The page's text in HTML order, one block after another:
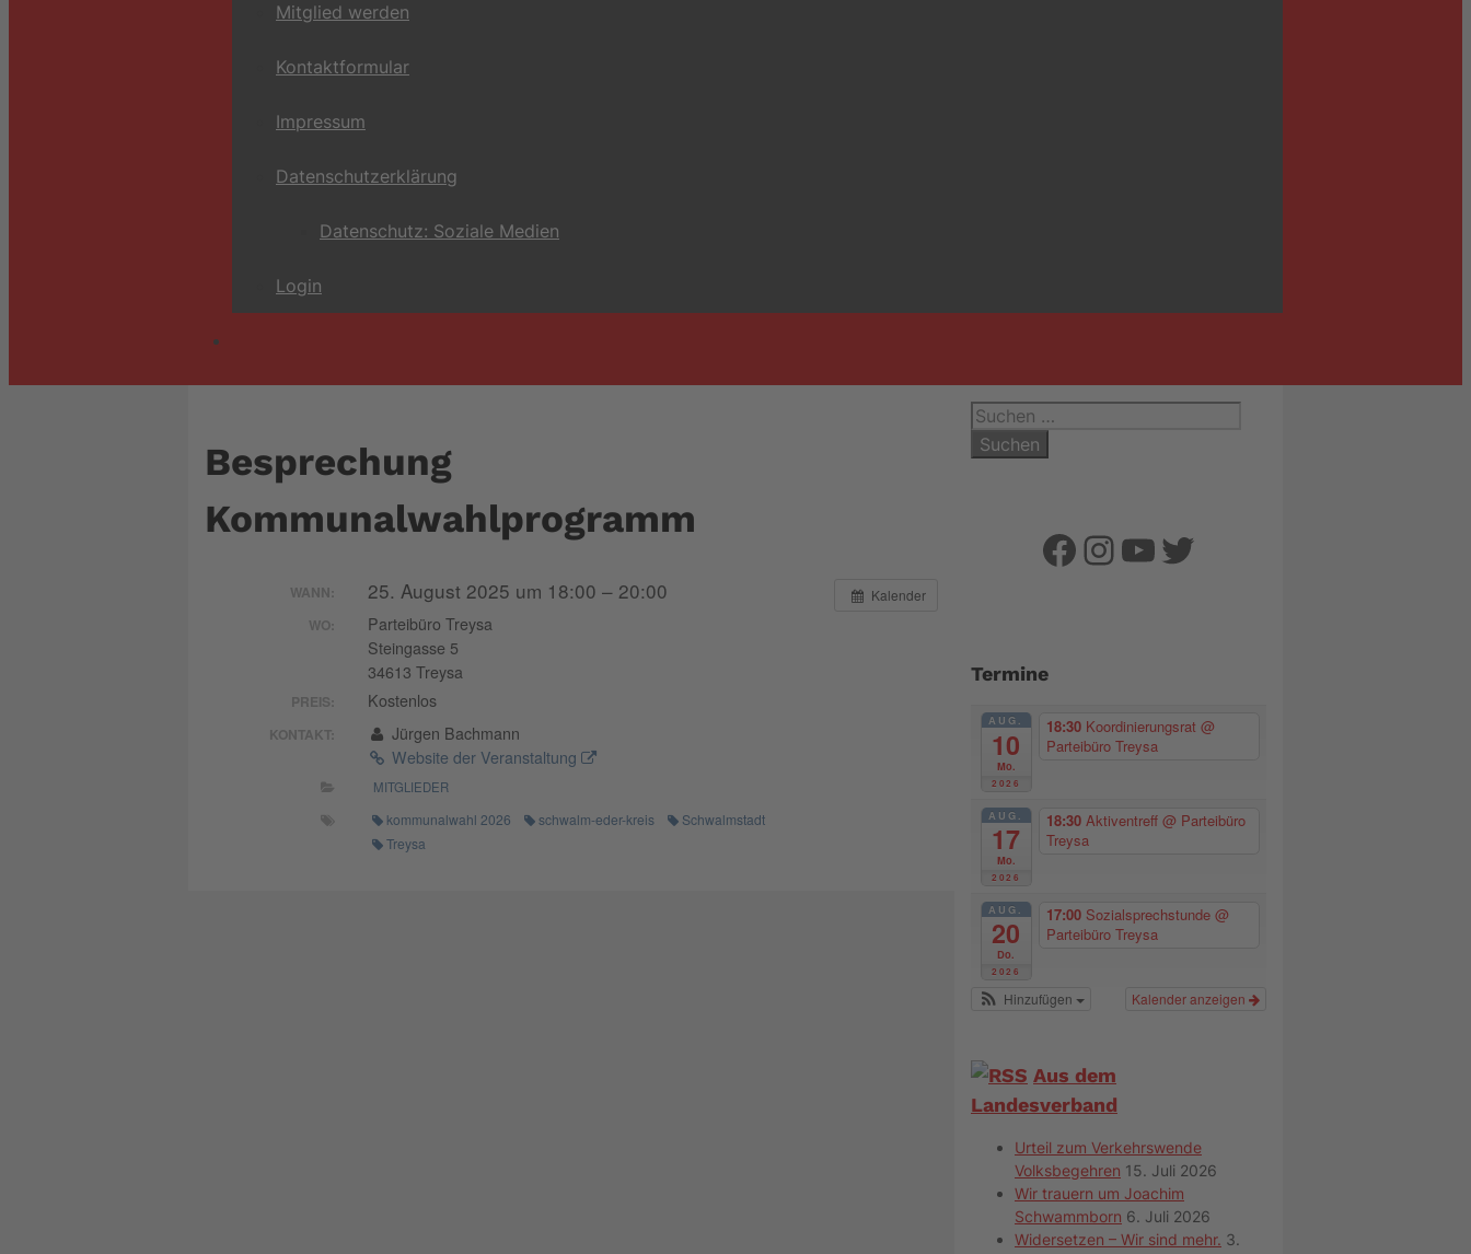
Mitglied werden
Kontaktformular
Impressum
Datenschutzerklärung
Datenschutz: Soziale Medien
Login
Besprechung
Kommunalwahlprogramm
Kalender
WANN: 25. August 2025 um 18:00 – 20:00
WO:
Parteibüro Treysa
Steingasse 5
34613 Treysa
PREIS: Kostenlos
KONTAKT:
Jürgen Bachmann
Website der Veranstaltung
MITGLIEDER
kommunalwahl 2026 schwalm-eder-kreis
Schwalmstadt
Treysa
Suchen
nach:
Facebook
Instagram
YouTube
Twitter
Termine
AUG.
10
Mo.
2026
18:30 Koordinierungsrat @
Parteibüro Treysa
AUG.
17
Mo.
2026
18:30 Aktiventreff @ Parteibüro
Treysa
AUG.
20
Do.
2026
17:00 Sozialsprechstunde @
Parteibüro Treysa
Kalender anzeigen
Hinzufügen
Aus dem
Landesverband
Urteil zum Verkehrswende
Volksbegehren 15. Juli 2026
Wir trauern um Joachim
Schwammborn 6. Juli 2026
Widersetzen – Wir sind mehr. 3.